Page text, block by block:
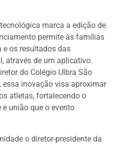
marca a edição de
permite às famílias
os resultados das
através de um aplicativo.
do Colégio Ulbra São
essa inovação visa aproximar
atletas, fortalecendo o
união que o evento
o diretor-presidente da